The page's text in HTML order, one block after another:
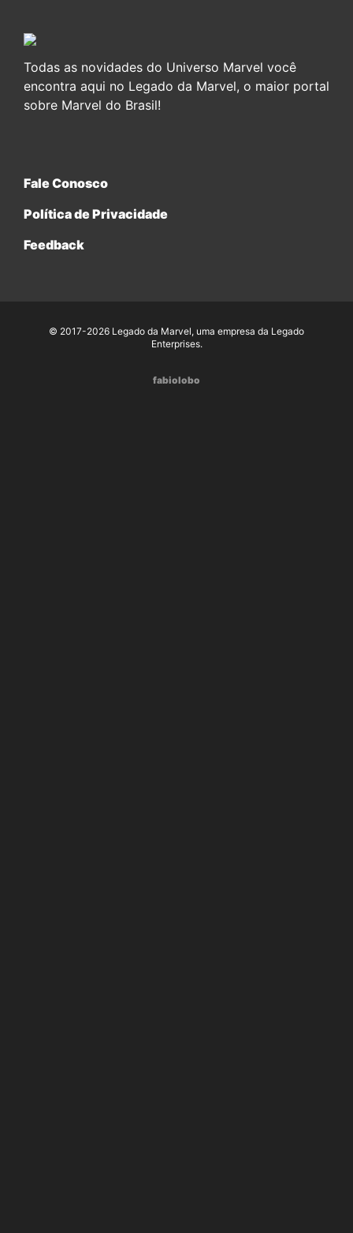
Todas as novidades do Universo Marvel você
encontra aqui no Legado da Marvel, o maior portal
sobre Marvel do Brasil!
Fale Conosco
Política de Privacidade
Feedback
© 2017-2026 Legado da Marvel, uma empresa da Legado
Enterprises.
fabiolobo